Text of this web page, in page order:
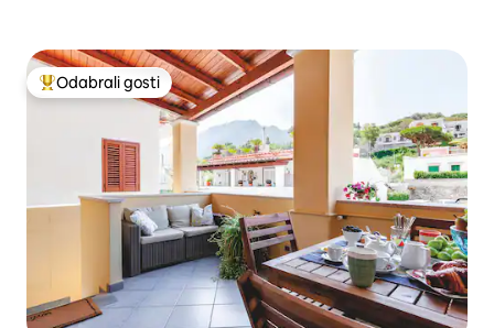
Među najviše rangiranima s oznakom „Odabrali gosti”
Odabrali gosti